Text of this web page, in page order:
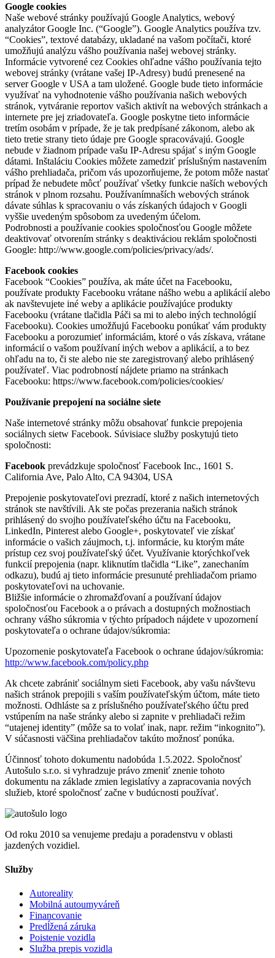
Google cookies
Naše webové stránky používajú Google Analytics, webový
analyzátor Google Inc. (“Google”). Google Analytics používa tzv.
“Cookies”, textové databázy, ukladané na vašom počítači, ktoré
umožňujú analýzu vášho používania našej webovej stránky.
Informácie vytvorené cez Cookies ohľadne vášho používania tejto
webovej stránky (vrátane vašej IP-Adresy) budú prenesené na
server Google v USA a tam uložené. Google bude tieto informácie
využívať na vyhodnotenie vášho používania našich webových
stránok, vytváranie reportov vašich aktivít na webových stránkach a
internete pre jej zriadovateľa. Google poskytne tieto informácie
tretím osobám v prípade, že je tak predpísané zákonom, alebo ak
tieto tretie strany tieto údaje pre Google spracovávajú. Google
nebude v žiadnom prípade vašu IP-Adresu spájať s iným Google
dátami. Inštaláciu Cookies môžete zamedziť príslušným nastavením
vášho prehliadača, pričom vás upozorňujeme, že potom môže nastať
prípad že nebudete môcť používať všetky funkcie naších webových
stránok v plnom rozsahu. Používanímnaších webových stránok
dávate súhlas k spracovaniu o vás získaných údajoch v Googli
vyššie uvedeným spôsobom za uvedeným účelom.
Podrobnosti a používanie cookies spoločnosťou Google môžete
deaktivovať otvorením stránky s deaktiváciou reklám spoločnosti
Google: http://www.google.com/policies/privacy/ads/.
Facebook cookies
Facebook “Cookies” používa, ak máte účet na Facebooku,
používate produkty Facebooku vrátane nášho webu a aplikácií alebo
ak navštevujete iné weby a aplikácie používajúce produkty
Facebooku (vrátane tlačidla Páči sa mi to alebo iných technológií
Facebooku). Cookies umožňujú Facebooku ponúkať vám produkty
Facebooku a porozumieť informáciám, ktoré o vás získava, vrátane
informácií o vašom používaní iných webov a aplikácií, a to bez
ohľadu na to, či ste alebo nie ste zaregistrovaný alebo prihlásený
používateľ. Viac podrobností nájdete priamo na stránkach
Facebooku: https://www.facebook.com/policies/cookies/
Používanie prepojení na sociálne siete
Naše internetové stránky môžu obsahovať funkcie prepojenia
sociálnych sietw Facebook. Súvisiace služby poskytujú tieto
spoločnosti:
Facebook prevádzkuje spoločnosť Facebook Inc., 1601 S.
California Ave, Palo Alto, CA 94304, USA
Prepojenie poskytovateľovi prezradí, ktoré z našich internetových
stránok ste navštívili. Ak ste počas prezerania našich stránok
prihlásený do svojho používateľského účtu na Facebooku,
LinkedIn, Pinterest alebo Google+, poskytovateľ vie získať
informácie o vašich záujmoch, t.j. informácie, ku ktorým máte
prístup cez svoj používateľský účet. Využívanie ktorýchkoľvek
funkcií prepojenia (napr. kliknutím tlačidla “Like”, zanechaním
odkazu), budú aj tieto informácie presunuté prehliadačom priamo
poskytovateľovi na uchovanie.
Bližšie informácie o zhromažďovaní a používaní údajov
spoločnosťou Facebook a o právach a dostupných možnostiach
ochrany vášho súkromia v týchto prípadoch nájdete v upozornení
poskytovateľa o ochrane údajov/súkromia:
Upozornenie poskytovateľa Facebook o ochrane údajov/súkromia:
http://www.facebook.com/policy.php
Ak chcete zabrániť sociálnym sieti Facebook, aby vašu návštevu
našich stránok prepojili s vaším používateľským účtom, máte tieto
možnosti. Odhláste sa z príslušného používateľského účtu pred
vstúpením na naše stránky alebo si zapnite v prehliadači režim
“utajenej identity” (môže sa to volať inak, napr. režim “inkognito”).
V súčasnosti väčšina prehliadačov takúto možnosť ponúka.
Účinnosť tohoto dokumentu nadobúda 1.5.2022. Spoločnosť
Autošulo s.r.o. si vyhradzuje právo zmeniť znenie tohoto
dokumentu na základe zmien legislatívy a zapracovania nových
služieb, ktoré spoločnosť začne v budúcnosti používať.
Od roku 2010 sa venujeme predaju a poradenstvu v oblasti
jazdených vozidiel.
Služby
Autoreality
Mobilná autoumyváreň
Financovanie
Predĺžená záruka
Poistenie vozidla
Služba prepis vozidla